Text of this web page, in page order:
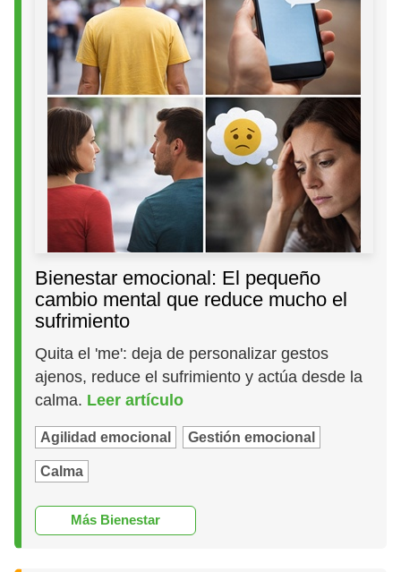
Bienestar emocional: El pequeño
cambio mental que reduce mucho el
sufrimiento
Quita el 'me': deja de personalizar gestos
ajenos, reduce el sufrimiento y actúa desde la
calma. Leer artículo
Agilidad emocional Gestión emocional
Calma
Más Bienestar